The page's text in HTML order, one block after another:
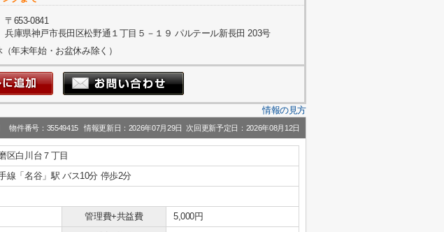
〒653-0841
兵庫県神戸市長田区松野通１丁目５－１９ パルテール新長田 203号
年末年始・お盆休み除く）
情報の見方
物件番号：35549415 情報更新日：2026年07月29日 次回更新予定日：2026年08月12日
区白川台７丁目
線「名谷」駅 バス10分 停歩2分
管理費+共益費
5,000円